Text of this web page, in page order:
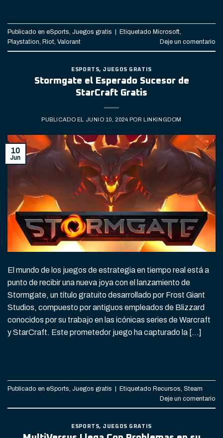
Publicado en eSports, Juegos gratis Etiquetado Microsoft,
Playstation, Riot, Valorant Deje un comentario
ESPORTS, JUEGOS GRATIS
Stormgate el Esperado Sucesor de
StarCraft Gratis
PUBLICADO EL JUNIO 10, 2024 POR LINKINGDOM
10
Jun
El mundo de los juegos de estrategia en tiempo real está a
punto de recibir una nueva joya con el lanzamiento de
Stormgate, un título gratuito desarrollado por Frost Giant
Studios, compuesto por antiguos empleados de Blizzard
conocidos por su trabajo en las icónicas series de Warcraft
y StarCraft. Este prometedor juego ha capturado la […]
Publicado en eSports, Juegos gratis Etiquetado Recursos, Steam
Deje un comentario
ESPORTS, JUEGOS GRATIS